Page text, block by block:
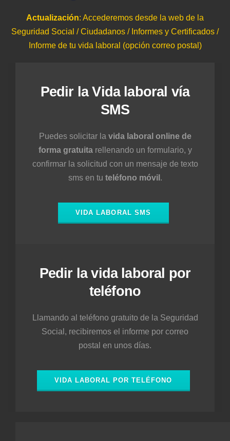
Actualización: Accederemos desde la web de la
Seguridad Social / Ciudadanos / Informes y Certificados /
Informe de tu vida laboral (opción correo postal)
Pedir la Vida laboral vía
SMS
Puedes solicitar la vida laboral online de
forma gratuitarellenando un formulario, y
confirmar la solicitud con un mensaje de texto
sms en tu teléfono móvil .
VIDA LABORAL SMS
Pedir la vida laboral por
teléfono
Llamando al teléfono gratuito de la Seguridad
Social, recibiremos el informe por correo
postal en unos días.
VIDA LABORAL POR TELÉFONO